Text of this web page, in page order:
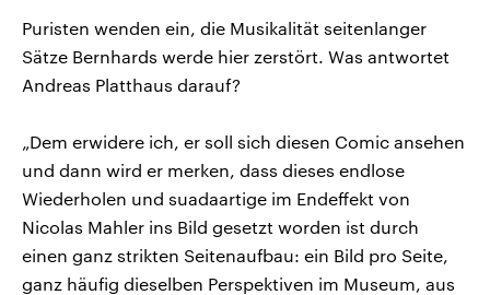
Puristen wenden ein, die Musikalität seitenlanger
Sätze Bernhards werde hier zerstört. Was antwortet
Andreas Platthaus darauf?
„Dem erwidere ich, er soll sich diesen Comic ansehen
und dann wird er merken, dass dieses endlose
Wiederholen und suadaartige im Endeffekt von
Nicolas Mahler ins Bild gesetzt worden ist durch
einen ganz strikten Seitenaufbau: ein Bild pro Seite,
ganz häufig dieselben Perspektiven im Museum, aus